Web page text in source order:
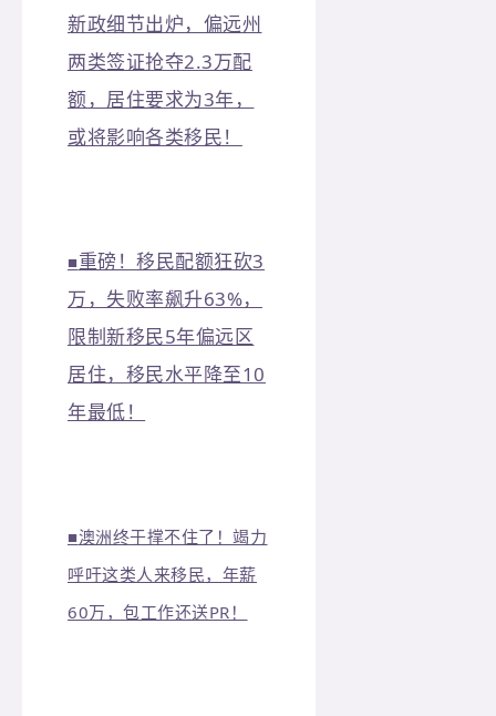
新政细节出炉，偏远州
两类签证抢夺2.3万配
额，居住要求为3年，
或将影响各类移民！
■重磅！移民配额狂砍3
万，失败率飙升63%，
限制新移民5年偏远区
居住，移民水平降至10
年最低！
■澳洲终于撑不住了！竭力
呼吁这类人来移民，年薪
60万，包工作还送PR！